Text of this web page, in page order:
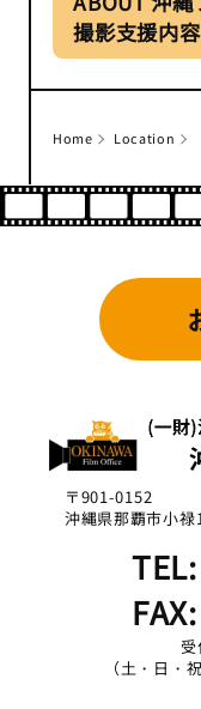
撮影支援内容
Home Location
〒901-0152
沖縄県那覇市小禄
（土・日・